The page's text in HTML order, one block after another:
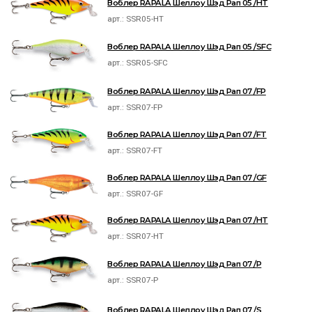
Воблер RAPALA Шеллоу Шэд Рап 05 /HT
арт.: SSR05-HT
Воблер RAPALA Шеллоу Шэд Рап 05 /SFC
арт.: SSR05-SFC
Воблер RAPALA Шеллоу Шэд Рап 07 /FP
арт.: SSR07-FP
Воблер RAPALA Шеллоу Шэд Рап 07 /FT
арт.: SSR07-FT
Воблер RAPALA Шеллоу Шэд Рап 07 /GF
арт.: SSR07-GF
Воблер RAPALA Шеллоу Шэд Рап 07 /HT
арт.: SSR07-HT
Воблер RAPALA Шеллоу Шэд Рап 07 /P
арт.: SSR07-P
Воблер RAPALA Шеллоу Шэд Рап 07 /S